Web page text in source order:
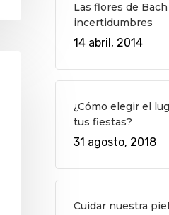
Las flores de
incertidumbres
14 abril, 2014
¿Cómo elegir el
tus fiestas?
31 agosto, 2018
Cuidar nuestra